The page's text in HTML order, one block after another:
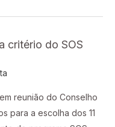
critério do SOS
reunião do Conselho
para a escolha dos 11